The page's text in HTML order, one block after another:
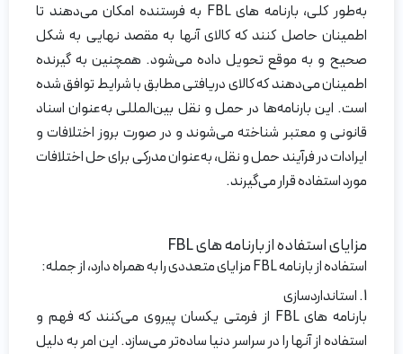
به‌طور کلی، بارنامه‌ های FBL به فرستنده امکان می‌دهند تا
اطمینان حاصل کنند که کالای آنها به مقصد نهایی به شکل
صحیح و به موقع تحویل داده می‌شود. همچنین به گیرنده
اطمینان می‌دهند که کالای دریافتی مطابق با شرایط توافق شده
است. این بارنامه‌ها در حمل و نقل بین‌المللی به‌عنوان اسناد
قانونی و معتبر شناخته می‌شوند و در صورت بروز اختلافات و
ایرادات در فرآیند حمل و نقل، به‌عنوان مدرکی برای حل اختلافات
مورد استفاده قرار می‌گیرند.
مزایای استفاده از بارنامه های FBL
استفاده از بارنامه‌ FBL مزایای متعددی را به همراه دارد، از جمله:
1. استانداردسازی
بارنامه های FBL از فرمتی یکسان پیروی می‌کنند که فهم و
استفاده از آنها را در سراسر دنیا ساده‌تر می‌سازد. این امر به دلیل